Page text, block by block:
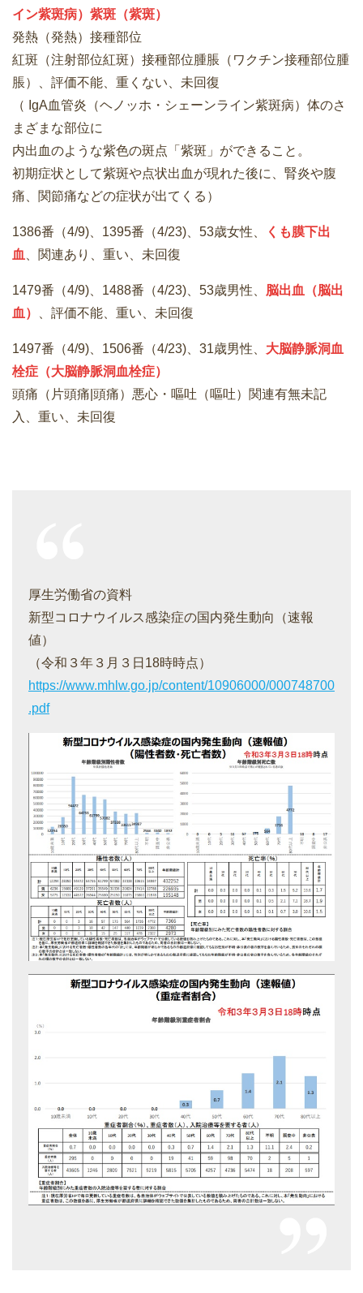
イン紫斑病）紫斑（紫斑）
発熱（発熱）接種部位
紅斑（注射部位紅斑）接種部位腫脹（ワクチン接種部位腫
脹）、評価不能、重くない、未回復
（ IgA血管炎（ヘノッホ・シェーンライン紫斑病）体のさ
まざまな部位に
内出血のような紫色の斑点「紫斑」ができること。
初期症状として紫斑や点状出血が現れた後に、腎炎や腹
痛、関節痛などの症状が出てくる）
1386番（4/9)、1395番（4/23)、53歳女性、
くも膜下出
血
、関連あり、重い、未回復
1479番（4/9)、1488番（4/23)、53歳男性、 脳出血（脳出
血）
、評価不能、重い、未回復
1497番（4/9)、1506番（4/23)、31歳男性、 大脳静脈洞血
栓症（大脳静脈洞血栓症）
頭痛（片頭痛|頭痛）悪心・嘔吐（嘔吐）関連有無未記
入、重い、未回復
厚生労働省の資料
新型コロナウイルス感染症の国内発生動向（速報
値）
（令和３年３月３日18時時点）
https://www.mhlw.go.jp/content/10906000/000748700
.pdf